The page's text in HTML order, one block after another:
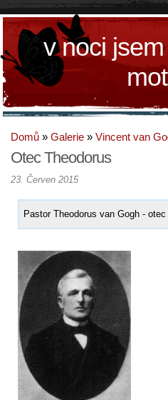
v noci
Domů » Galerie » Vincent van
Otec Theodorus
23. Červen 2015
Pastor Theodorus van Gogh -